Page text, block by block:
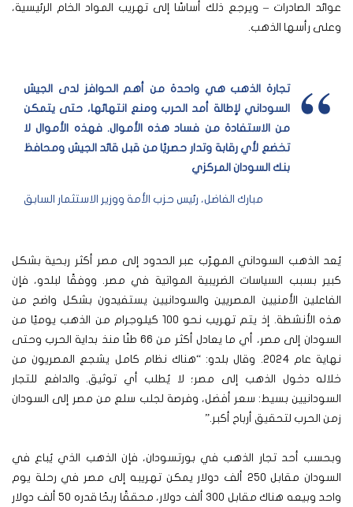
عوائد الصادرات – ويرجع ذلك أساسًا إلى تهريب المواد الخام الرئيسية،
وعلى رأسها الذهب.
تجارة الذهب هي واحدة من أهم الحوافز لدى الجيش
السوداني لإطالة أمد الحرب ومنع انتهائها، حتى يتمكن
من الاستفادة من فساد هذه الأموال. فهذه الأموال لا
تخضع لأي رقابة وتدار حصريًا من قبل قائد الجيش ومحافظ
بنك السودان المركزي
مبارك الفاضل، رئيس حزب الأمة ووزير الاستثمار السابق
يُعد الذهب السوداني المهرّب عبر الحدود إلى مصر أكثر ربحية بشكل
كبير بسبب السياسات الضريبية المواتية في مصر. ووفقًا لبلدو، فإن
الفاعلين الأمنيين المصريين والسودانيين يستفيدون بشكل واضح من
هذه الأنشطة. إذ يتم تهريب نحو 100 كيلوجرام من الذهب يوميًا من
السودان إلى مصر، أي ما يعادل أكثر من 66 طنًا منذ بداية الحرب وحتى
نهاية عام 2024. وقال بلدو: “هناك نظام كامل يشجع المصريون من
خلاله دخول الذهب إلى مصر؛ لا يُطلب أي توثيق. والدافع للتجار
السودانيين بسيط: سعر أفضل، وفرصة لجلب سلع من مصر إلى السودان
زمن الحرب لتحقيق أرباح أكبر.”
وبحسب أحد تجار الذهب في بورتسودان، فإن الذهب الذي يُباع في
السودان مقابل 250 ألف دولار يمكن تهريبه إلى مصر في رحلة يوم
واحد وبيعه هناك مقابل 300 ألف دولار، محققًا ربحًا قدره 50 ألف دولار